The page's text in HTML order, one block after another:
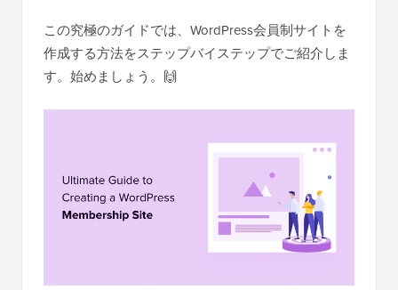
この究極のガイドでは、WordPress会員制サイトを
作成する方法をステップバイステップでご紹介しま
す。始めましょう。🙌